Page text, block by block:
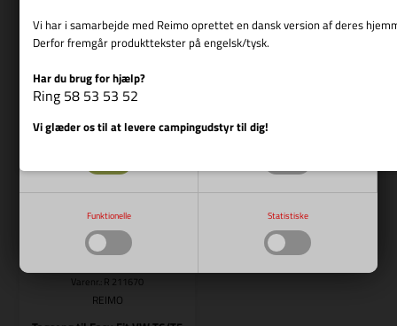
Nødvendige Markedsføring
Funktionelle Statistiske
6.489,00DKK
Bestillingsvare
40.529,00DKK
Varenr.: R 211670
REIMO
Vi har i samarbejde med Reimo oprettet en dansk version af deres
Derfor fremgår produkttekster på engelsk/tysk.
Har du brug for hjælp?
Ring 58 53 53 52
Vi glæder os til at levere campingudstyr til dig!